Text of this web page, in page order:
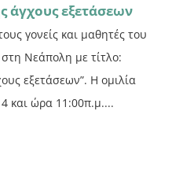
άγχους εξετάσεων
γονείς και μαθητές του
Νεάπολη με τίτλο:
εξετάσεων”. Η ομιλία
και ώρα 11:00π.μ....